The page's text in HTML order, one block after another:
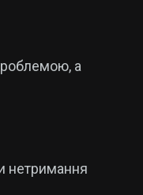
а
нетримання